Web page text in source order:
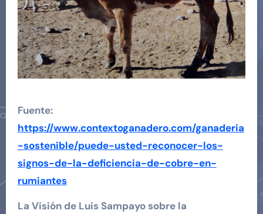
Fuente:
https://www.contextoganadero.com/ganaderia
-sostenible/puede-usted-reconocer-los-
signos-de-la-deficiencia-de-cobre-en-
rumiantes
La Visión de Luis Sampayo sobre la